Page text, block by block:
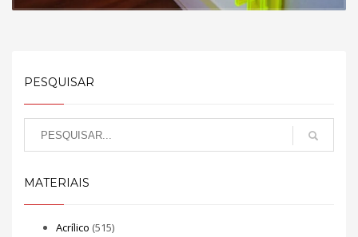
PESQUISAR
MATERIAIS
Acrílico (515)